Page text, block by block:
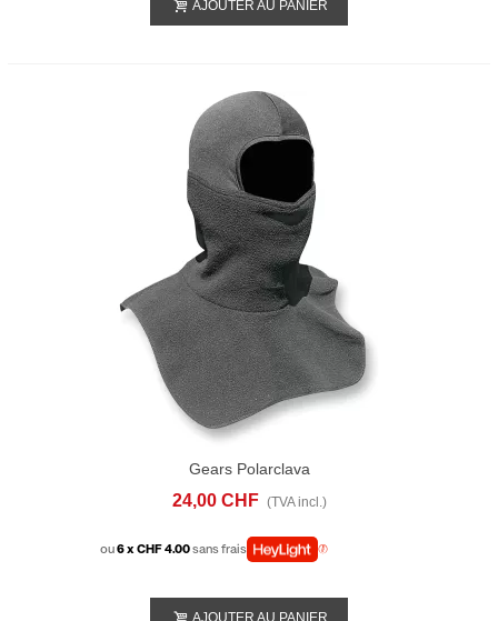
AJOUTER AU PANIER
Gears Polarclava
24,00 CHF (TVA incl.)
ou6 x CHF 4.00sans frais
AJOUTER AU PANIER